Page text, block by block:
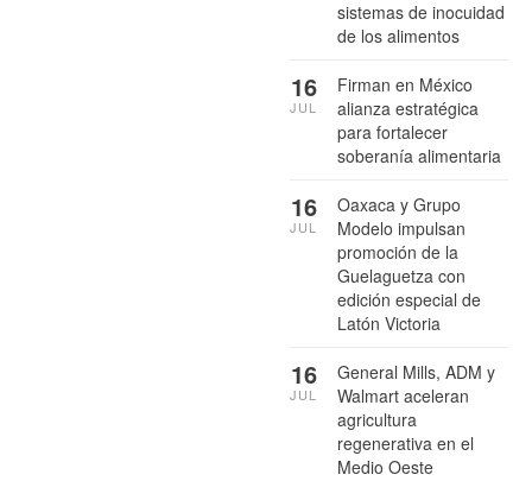
sistemas de inocuidad
de los alimentos
Firman en México
alianza estratégica
para fortalecer
soberanía alimentaria
16
JUL
Oaxaca y Grupo
Modelo impulsan
promoción de la
Guelaguetza con
edición especial de
Latón Victoria
16
JUL
General Mills, ADM y
Walmart aceleran
agricultura
regenerativa en el
Medio Oeste
16
JUL